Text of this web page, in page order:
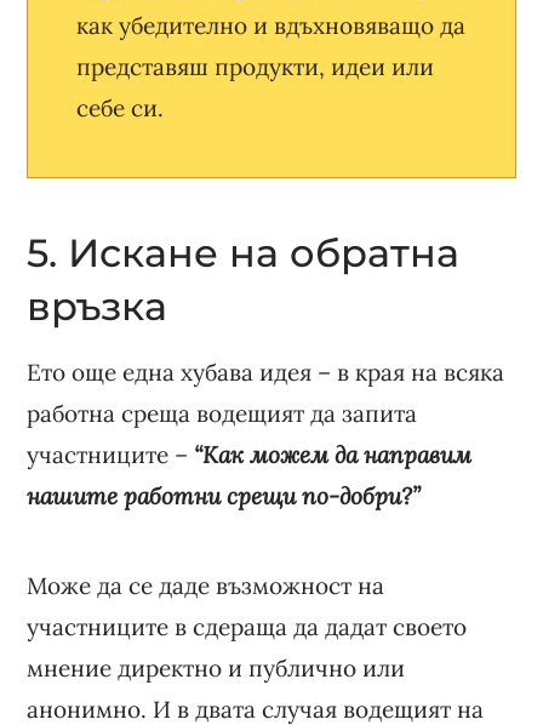
как убедително и вдъхновяващо да
представяш продукти, идеи или
себе си.
5. Искане на обратна
връзка
Ето още една хубава идея – в края на всяка
работна среща водещият да запита
участниците – “Как можем да направим
нашите работни срещи по-добри?”
Може да се даде възможност на
участниците в сдераща да дадат своето
мнение директно и публично или
анонимно. И в двата случая водещият на